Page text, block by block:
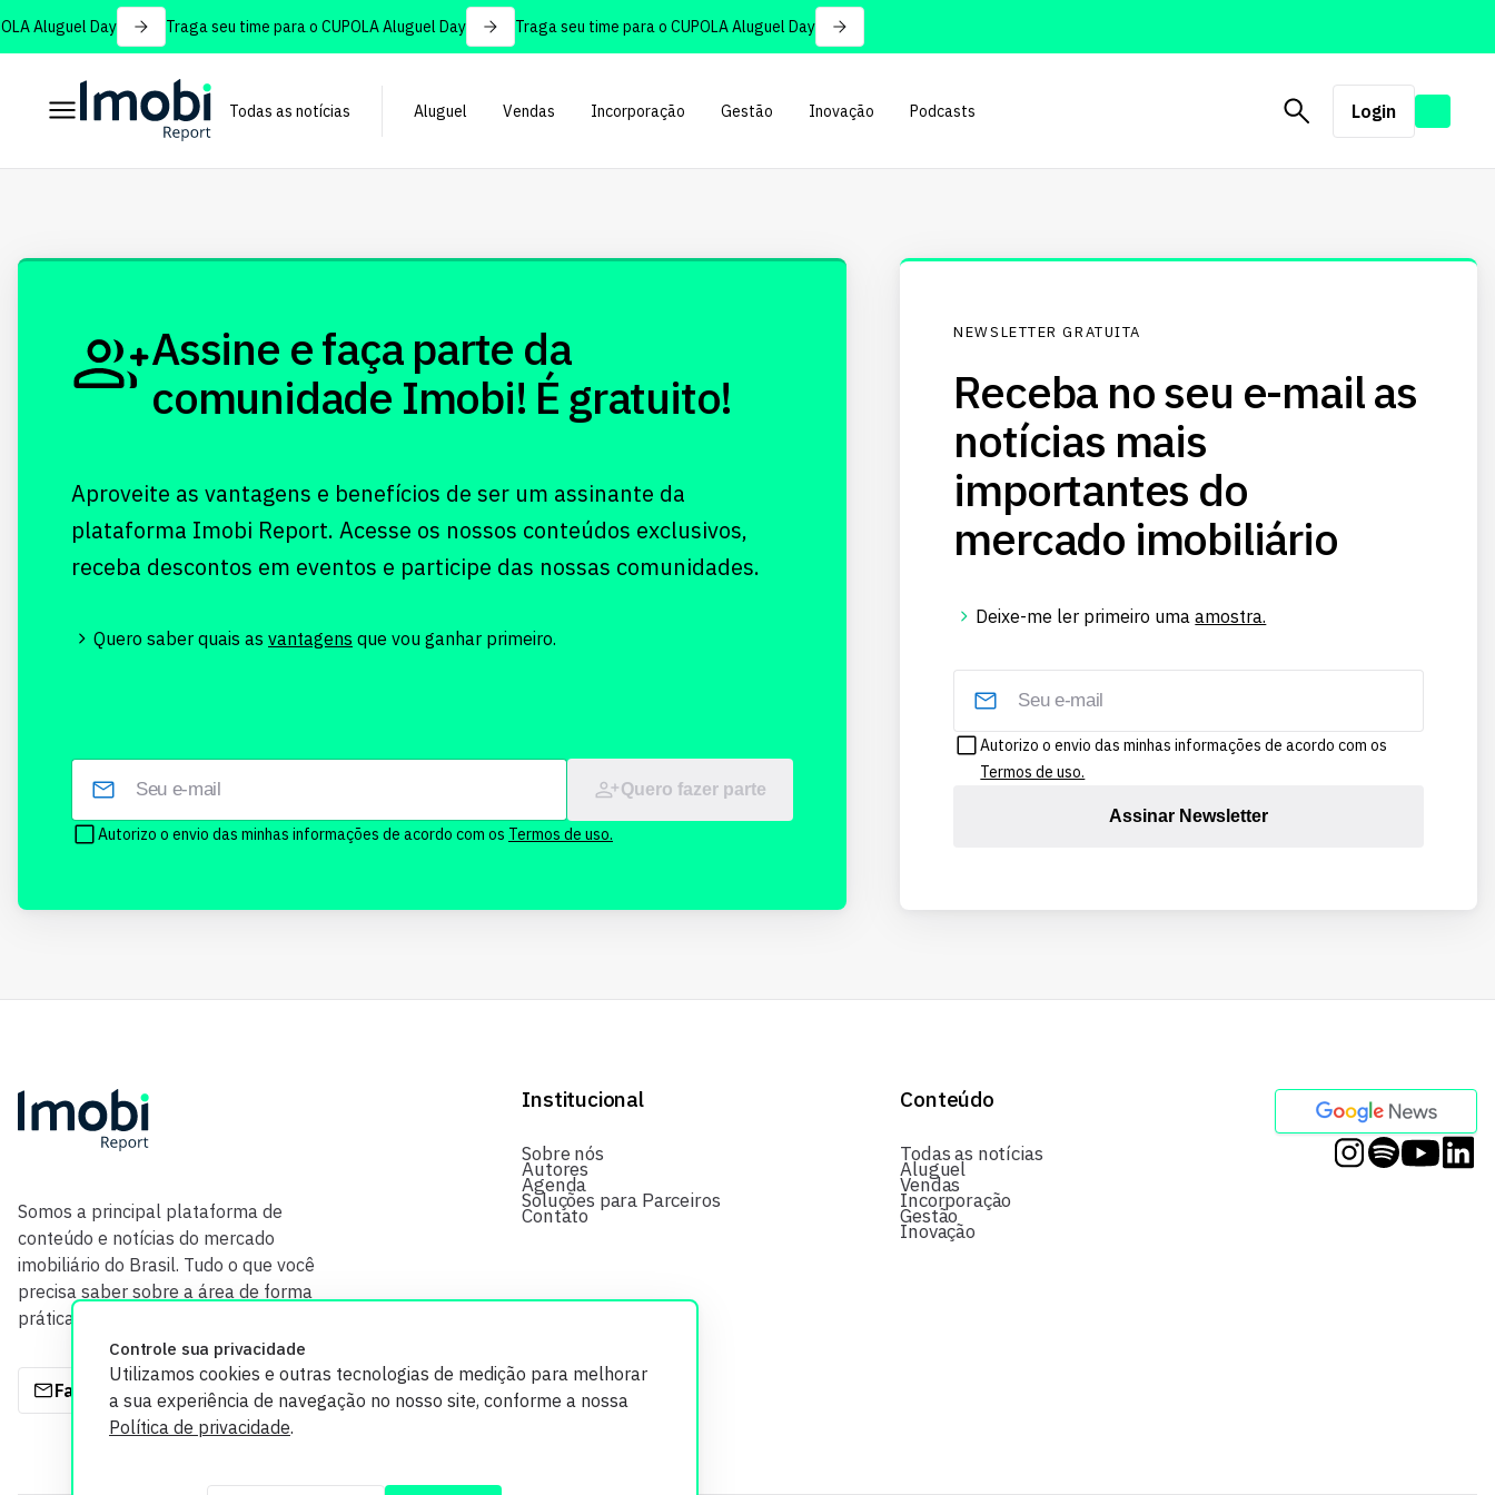
Aluguel Day Traga seu time para o CUPOLA Aluguel Day Traga seu time para o CUPOLA Aluguel Day
Todas as notícias Aluguel Vendas Incorporação Gestão Inovação Podcasts Login
Controle sua privacidade
Utilizamos cookies e outras tecnologias de medição para melhorar
a sua experiência de navegação no nosso site, conforme a nossa
Política de privacidade.
Assine e faça parte da
comunidade Imobi! É gratuito!
Aproveite as vantagens e benefícios de ser um assinante da
plataforma Imobi Report. Acesse os nossos conteúdos exclusivos,
receba descontos em eventos e participe das nossas comunidades.
Quero saber quais as vantagens que vou ganhar primeiro.
Quero fazer parte
Autorizo o envio das minhas informações de acordo com os Termos de uso.
NEWSLETTER GRATUITA
Receba no seu e-mail as
notícias mais
importantes do
mercado imobiliário
Deixe-me ler primeiro umaamostra.
Autorizo o envio das minhas informações de acordo com os
Termos de uso.
Assinar Newsletter
Somos a principal plataforma de
conteúdo e notícias do mercado
imobiliário do Brasil. Tudo o que você
precisa saber sobre a área de forma
prática e com credibilidade.
Fale com a gente
Institucional
Sobre nós
Autores
Agenda
Soluções para Parceiros
Contato
Conteúdo
Todas as notícias
Aluguel
Vendas
Incorporação
Gestão
Inovação